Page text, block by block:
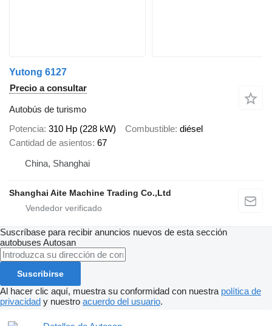
Yutong 6127
Precio a consultar
Autobús de turismo
Potencia 310 Hp (228 kW) Combustible diésel
Cantidad de asientos 67
China, Shanghai
Shanghai Aite Machine Trading Co.,Ltd
Suscríbase para recibir anuncios nuevos de esta sección
autobuses Autosan
Suscribirse
Al hacer clic aquí, muestra su conformidad con nuestra política de
privacidad y nuestro acuerdo del usuario.